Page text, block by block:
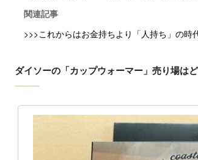
関連記事
>>>これからはお金持ちより「人持ち」の時
ダイソーの「カップウォーマー」売り場は